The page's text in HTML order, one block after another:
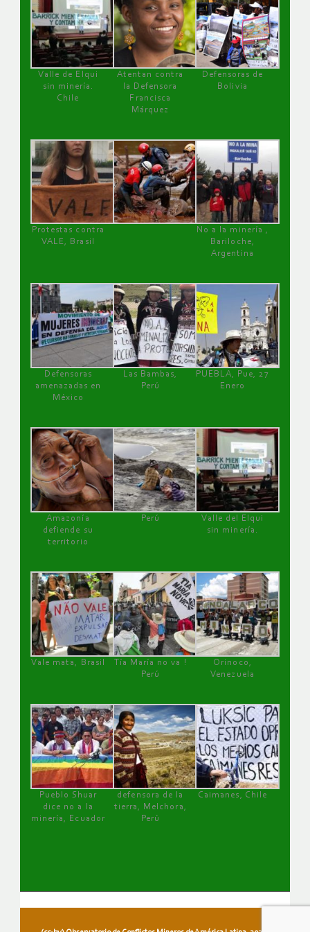
Valle de Elqui
sin minería.
Chile
Atentan contra
la Defensora
Francisca
Márquez
Defensoras de
Bolivia
Protestas contra
VALE, Brasil
No a la minería ,
Bariloche,
Argentina
Defensoras
amenazadas en
México
Las Bambas,
Perú
PUEBLA, Pue, 27
Enero
Amazonía
defiende su
territorio
Perú
Valle del Elqui
sin minería.
Vale mata, Brasil
Tía María no va !
Perú
Orinoco,
Venezuela
Pueblo Shuar
dice no a la
minería, Ecuador
defensora de la
tierra, Melchora,
Perú
Caimanes, Chile